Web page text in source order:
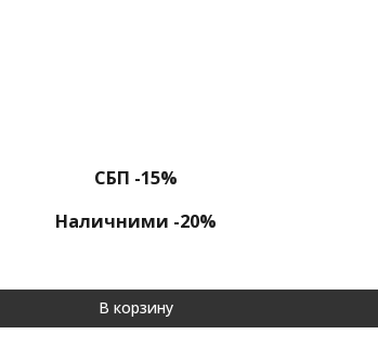
СБП -15%
Наличними -20%
В корзину